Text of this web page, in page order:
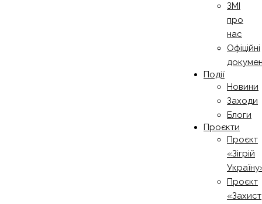
ЗМІ
про
нас
Офіційні
Події
Новини
Заходи
Блоги
Проєкти
Проєкт
«Зігрій
Проєкт
«Захист